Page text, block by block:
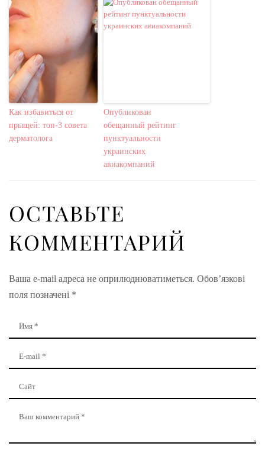
Как избавиться от
прыщей: топ-3 совета
дерматолога
Опубликован
обещанный рейтинг
пунктуальности
украинских
авиакомпаний
ОСТАВЬТЕ
КОММЕНТАРИЙ
Ваша e-mail адреса не оприлюднюватиметься. Обов’язкові
поля позначені *